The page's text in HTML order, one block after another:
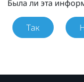
Была ли эта
Так